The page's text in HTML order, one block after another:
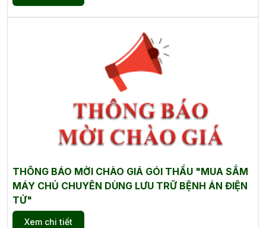
THÔNG BÁO MỜI CHÀO GIÁ GÓI THẦU "MUA SẮM
MÁY CHỦ CHUYÊN DÙNG LƯU TRỮ BỆNH ÁN ĐIỆN
TỬ"
Xem chi tiết